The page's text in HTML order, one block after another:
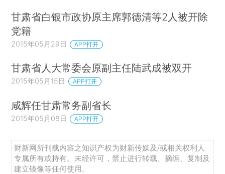
甘肃省白银市政协原主席郭德清等2人被开除
党籍
2015年05月29日 APP打开
甘肃省人大常委会原副主任陆武成被双开
2015年05月15日 APP打开
咸辉任甘肃常务副省长
2015年05月08日 APP打开
财新网所刊载内容之知识产权为财新传媒及/或相关权利人
专属所有或持有。未经许可，禁止进行转载、摘编、复制及
建立镜像等任何使用。